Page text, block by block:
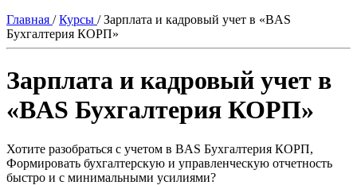
Главная / Курсы / Зарплата и кадровый учет в «BAS
Бухгалтерия КОРП»
Зарплата и кадровый учет в
«BAS Бухгалтерия КОРП»
Хотите разобраться с учетом в BAS Бухгалтерия КОРП,
Формировать бухгалтерскую и управленческую отчетность
быстро и с минимальными усилиями?